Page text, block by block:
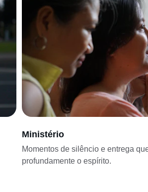
Momentos de silêncio e entrega
profundamente o espírito.
Ministério